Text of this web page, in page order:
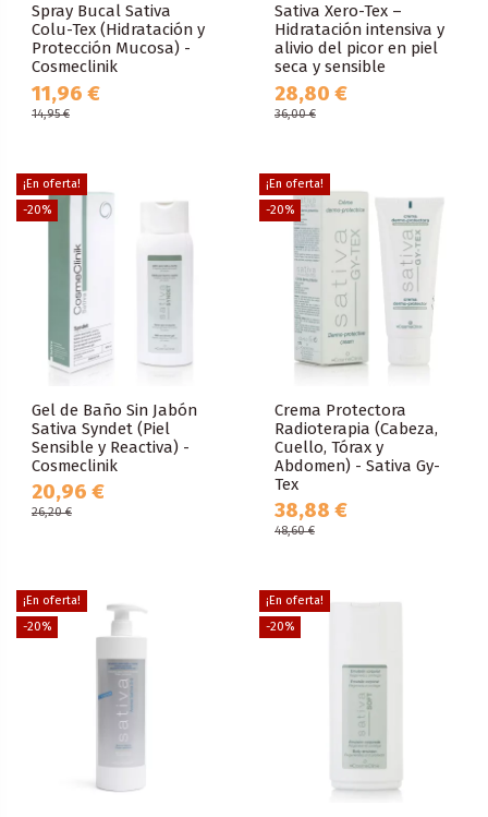
Spray Bucal Sativa
Colu-Tex (Hidratación y
Protección Mucosa) -
Cosmeclinik
11,96 €
14,95 €
Sativa Xero-Tex –
Hidratación intensiva y
alivio del picor en piel
seca y sensible
28,80 €
36,00 €
¡En oferta!
-20%
Gel de Baño Sin Jabón
Sativa Syndet (Piel
Sensible y Reactiva) -
Cosmeclinik
20,96 €
26,20 €
¡En oferta!
-20%
Crema Protectora
Radioterapia (Cabeza,
Cuello, Tórax y
Abdomen) - Sativa Gy-
Tex
38,88 €
48,60 €
¡En oferta!
-20%
¡En oferta!
-20%